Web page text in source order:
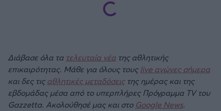
Διάβασε όλα τα τελευταία νέα της αθλητικής
επικαιρότητας. Μάθε για όλους τους live αγώνες σήμερα
και δες τιςαθλητικές μεταδόσειςτης ημέρας και της
εβδομάδας μέσα από το υπερπλήρες Πρόγραμμα TV του
Gazzetta. Ακολούθησέ μας και στο Google News.